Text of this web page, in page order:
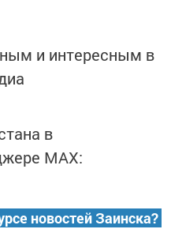
и интересным в
в
MАХ:
новостей Заинска?